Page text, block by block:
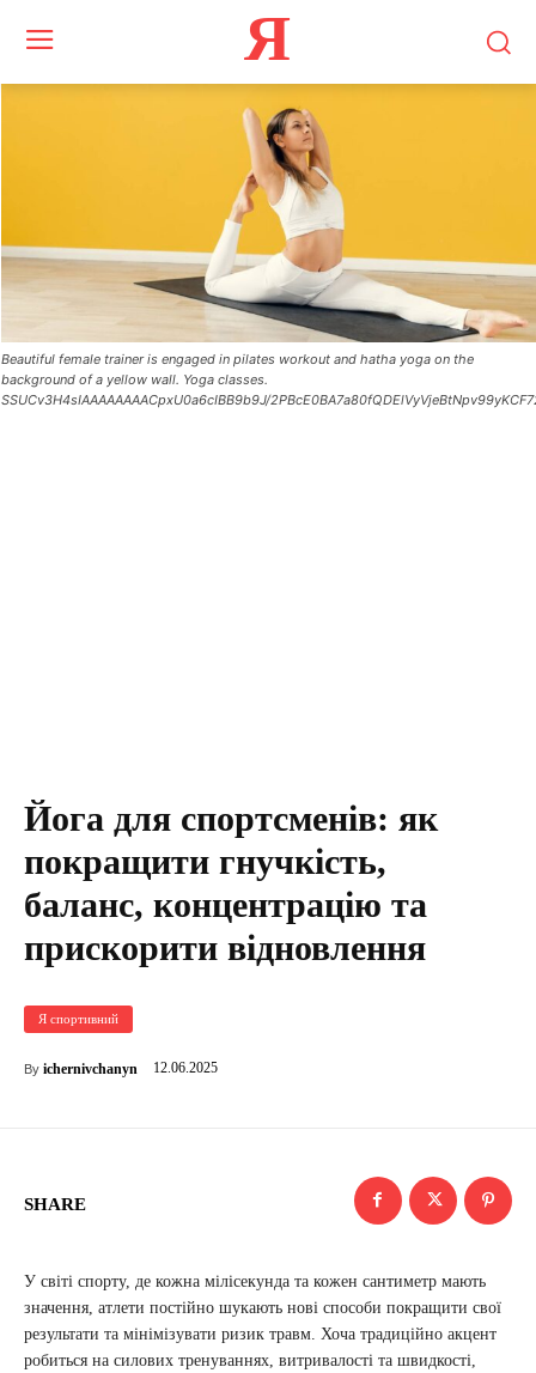
Я
Йога для спортсменів: як
покращити гнучкість,
баланс, концентрацію та
прискорити відновлення
Я спортивний
By ichernivchanyn 12.06.2025
Beautiful female trainer is engaged in pilates workout and hatha yoga on the
background of a yellow wall. Yoga classes.
SSUCv3H4sIAAAAAAAACpxU0a6cIBB9b9J/
SHARE
У світі спорту, де кожна мілісекунда та кожен сантиметр мають
значення, атлети постійно шукають нові способи покращити свої
результати та мінімізувати ризик травм. Хоча традиційно акцент
робиться на силових тренуваннях, витривалості та швидкості,